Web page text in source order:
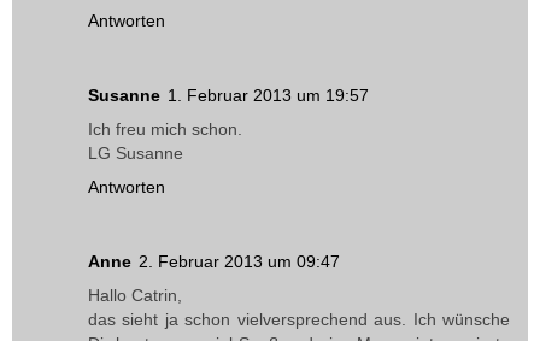
Antworten
Susanne 1. Februar 2013 um 19:57
Ich freu mich schon.
LG Susanne
Antworten
Anne 2. Februar 2013 um 09:47
Hallo Catrin,
das sieht ja schon vielversprechend aus. Ich wünsche